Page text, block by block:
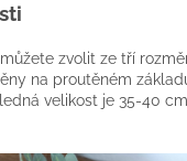
zvolit ze tří
na proutěném
velikost je 35-40